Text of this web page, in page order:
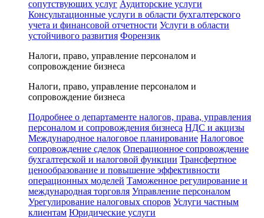
сопутствующих услуг Аудиторские услуги
Консультационные услуги в области бухгалтерского
учета и финансовой отчетности Услуги в области
устойчивого развития Форензик
Налоги, право, управление персоналом и
сопровождение бизнеса
Налоги, право, управление персоналом и
сопровождение бизнеса
Подробнее о департаменте налогов, права, управления
персоналом и сопровождения бизнеса НДС и акцизы
Международное налоговое планирование Налоговое
сопровождение сделок Операционное сопровождение
бухгалтерской и налоговой функции Трансфертное
ценообразование и повышение эффективности
операционных моделей Таможенное регулирование и
международная торговля Управление персоналом
Урегулирование налоговых споров Услуги частным
клиентам Юридические услуги